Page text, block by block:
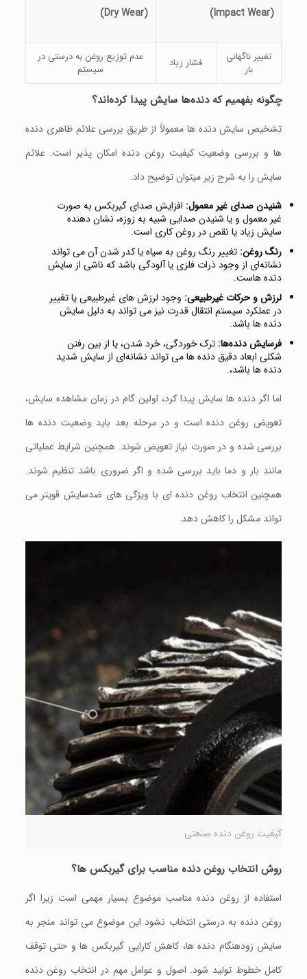
(Impact Wear)
(Dry Wear)
تغییر ناگهانی
بار
فشار زیاد
عدم توزیع روغن به درستی در
سیستم
چگونه بفهمیم که دنده‌ها سایش پیدا کرده‌اند؟
تشخیص سایش دنده‌ ها معمولاً از طریق بررسی علائم ظاهری دنده‌
ها و بررسی وضعیت کیفیت روغن دنده امکان‌ پذیر است. علائم
سایش را به شرح زیر میتوان توضیح داد.
شنیدن صدای غیر معمول: افزایش صدای گیربکس به صورت
غیر معمول و یا شنیدن صدایی شبیه به زوزه، نشان‌ دهنده
سایش زیاد یا نقص در روغن‌ کاری است.
رنگ روغن: تغییر رنگ روغن به سیاه یا کدر شدن آن می‌ تواند
نشانه‌ای از وجود ذرات فلزی یا آلودگی باشد که ناشی از سایش
دنده‌ هاست.
لرزش و حرکات غیرطبیعی: وجود لرزش‌ های غیرطبیعی یا تغییر
در عملکرد سیستم انتقال قدرت نیز می‌ تواند به دلیل سایش
دنده‌ ها باشد.
فرسایش دنده‌ها: ترک‌ خوردگی، خرد شدن، یا از بین رفتن
شکلی ابعاد دقیق دنده‌ ها می‌ تواند نشانه‌ای از سایش شدید
دنده ها باشد،.
اما اگر دنده ها سایش پیدا کرد، اولین گام در زمان مشاهده سایش،
تعویض روغن دنده است و در مرحله بعد باید وضعیت دنده‌ ها
بررسی شده و در صورت نیاز تعویض شوند. همچنین شرایط عملیاتی
مانند بار و دما باید بررسی شده و اگر ضروری باشد تنظیم شوند.
همچنین انتخاب روغن دنده ای با ویژگی‌ های ضدسایش قویتر می‌
تواند مشکل را کاهش دهد.
کیفیت روغن دنده صنعتی
روش انتخاب روغن دنده مناسب برای گیربکس ها؟
استفاده از روغن دنده مناسب موضوع بسیار مهمی است زیرا اگر
روغن دنده به درستی انتخاب نشود این موضوع می‌ تواند منجر به
سایش زودهنگام دنده ها، کاهش کارایی گیربکس ها و حتی توقف
کامل خطوط تولید شود. اصول و عوامل مهم در انتخاب روغن دنده